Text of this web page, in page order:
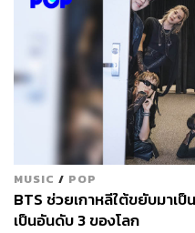
MUSIC / POP
BTS ช่วยเกาหลีใต้ขยับมาเ
เป็นอันดับ 3 ของโลก